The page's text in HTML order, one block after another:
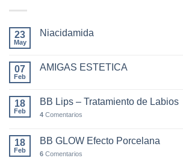
23
May
Niacidamida
07
Feb
AMIGAS ESTETICA
18
Feb
BB Lips – Tratamiento de Labios
4 Comentarios
18
Feb
BB GLOW Efecto Porcelana
6 Comentarios